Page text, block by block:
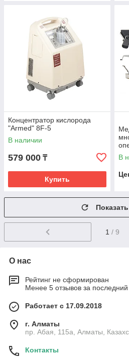
Концентратор кислорода
"Armed" 8F-5
В наличии
579 000 ₸
Купить
ST-
В
1 / 9
О нас
Рейтинг не сформирован
Менее 5 отзывов за последний
Работает с 17.09.2018
г. Алматы
пр. Абая, 115а, Алматы,
Контакты